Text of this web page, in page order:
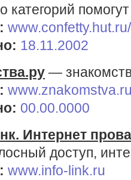
категорий
18.11.2002
—
00.00.0000
Интернет
доступ,
www.info-link.ru